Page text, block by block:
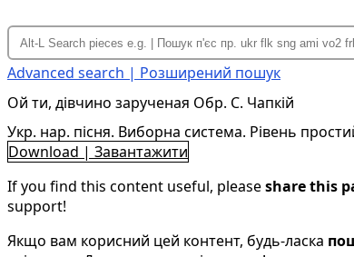
Advanced search | Розширений пошук
Ой ти, дівчино зарученая Обр. С. Чапкій
Укр. нар. пісня. Виборна система. Рівень
Download | Завантажити
If you find this content useful, pleaseshare this
support!
Якщо вам корисний цей контент, будь-ласка